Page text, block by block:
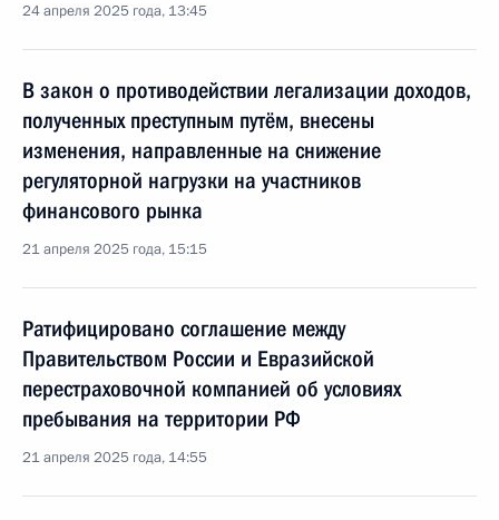
24 апреля 2025 года, 13:45
В закон о противодействии легализации доходов,
полученных преступным путём, внесены
изменения, направленные на снижение
регуляторной нагрузки на участников
финансового рынка
21 апреля 2025 года, 15:15
Ратифицировано соглашение между
Правительством России и Евразийской
перестраховочной компанией об условиях
пребывания на территории РФ
21 апреля 2025 года, 14:55